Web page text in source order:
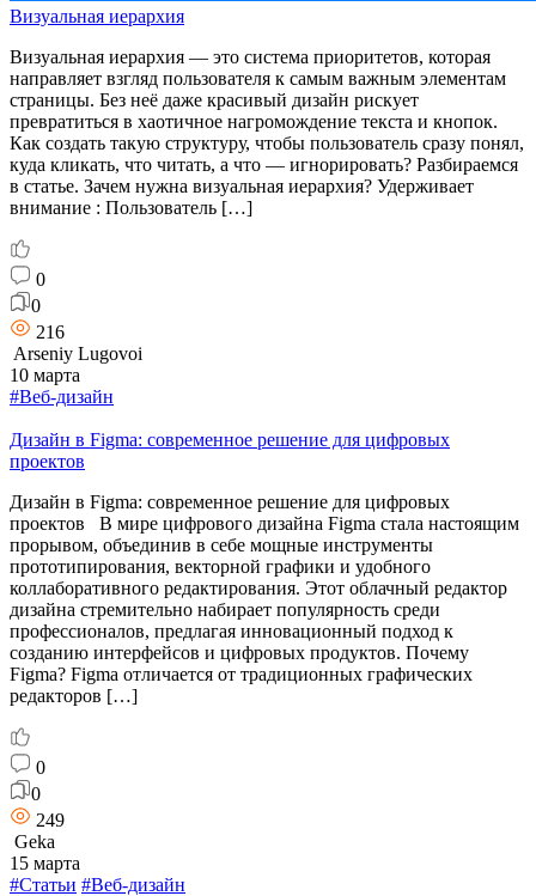
Визуальная иерархия
Визуальная иерархия — это система приоритетов, которая
направляет взгляд пользователя к самым важным элементам
страницы. Без неё даже красивый дизайн рискует
превратиться в хаотичное нагромождение текста и кнопок.
Как создать такую структуру, чтобы пользователь сразу понял,
куда кликать, что читать, а что — игнорировать? Разбираемся
в статье. Зачем нужна визуальная иерархия? Удерживает
внимание : Пользователь […]
0
0
216
Arseniy Lugovoi
10 марта
#Веб-дизайн
Дизайн в Figma: современное решение для цифровых
проектов
Дизайн в Figma: современное решение для цифровых
проектов В мире цифрового дизайна Figma стала настоящим
прорывом, объединив в себе мощные инструменты
прототипирования, векторной графики и удобного
коллаборативного редактирования. Этот облачный редактор
дизайна стремительно набирает популярность среди
профессионалов, предлагая инновационный подход к
созданию интерфейсов и цифровых продуктов. Почему
Figma? Figma отличается от традиционных графических
редакторов […]
0
0
249
Geka
15 марта
#Статьи #Веб-дизайн